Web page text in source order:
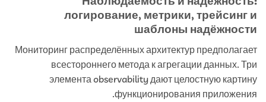
логирование, метрики, трейсинг и
шаблоны надёжности
Мониторинг распределённых архитектур предполагает
всестороннего метода к агрегации данных. Три
элемента observability дают целостную картину
функционирования приложения.